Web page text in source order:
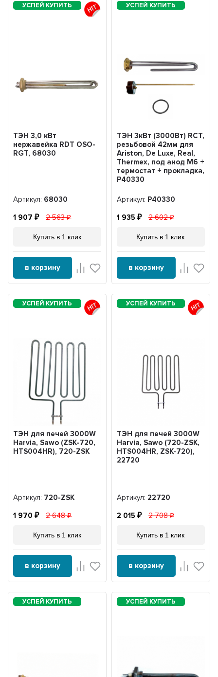
ТЭН 3,0 кВт
нержавейка RDT OSO-
RGT, 68030
Артикул: 68030
1 907 2 563
Купить в 1 клик
в корзину
ТЭН 3кВт (3000Вт) RCT,
резьбовой 42мм для
Ariston, De Luxe, Real,
Thermex, под анод М6 +
термостат + прокладка,
P40330
Артикул: P40330
1 935 2 602
Купить в 1 клик
в корзину
ТЭН для печей 3000W
Harvia, Sawo (ZSK-720,
HTS004HR), 720-ZSK
Артикул: 720-ZSK
1 970 2 648
Купить в 1 клик
в корзину
ТЭН для печей 3000W
Harvia, Sawo (720-ZSK,
HTS004HR, ZSK-720),
22720
Артикул: 22720
2 015 2 708
Купить в 1 клик
в корзину